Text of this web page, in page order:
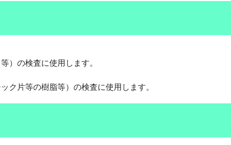
）の検査に使用します。
ク片等の樹脂等）の検査に使用します。